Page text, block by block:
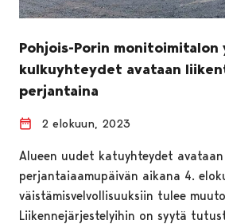
Pohjois-Porin monitoimitalon
kulkuyhteydet avataan
perjantaina
2 elokuun, 2023
Alueen uudet katuyhteydet
perjantaiaamupäivän aikana 4.
väistämisvelvollisuuksiin tulee
Liikennejärjestelyihin on syytä